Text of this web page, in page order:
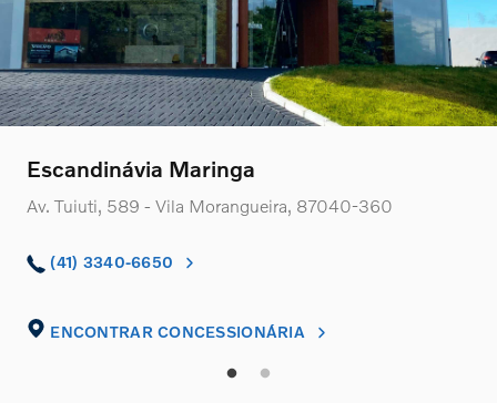
Escandinávia Maringa
Av. Tuiuti, 589 - Vila Morangueira, 87040-360
(41) 3340-6650
ENCONTRAR CONCESSIONÁRIA